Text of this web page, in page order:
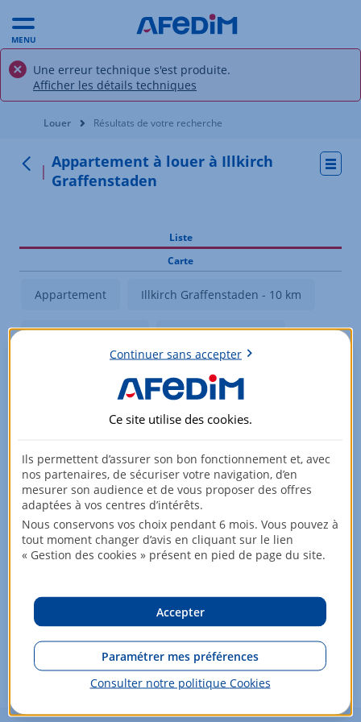
MENU
Une erreur technique s'est produite.
Afficher les détails techniques
Vous êtes ici:
Louer Résultats de votre recherche
Retour
Appartement à louer à Illkirch
Graffenstaden
Liste
Carte
Appartement Illkirch Graffenstaden - 10 km
0 - 1 071 EUR/mois 4 - 5 pièces et plus
Aucun bien ne répond à vos critères de recherche pour
le moment.
N'hésitez pas à modifier vos critères pour élargir votre
recherche !
M'avertir dès qu'un nouveau bien est
disponible
Continuer sans accepter
Ce site utilise des cookies.
Ils permettent d’assurer son bon fonctionnement et, avec
nos partenaires, de sécuriser votre navigation, d’en
mesurer son audience et de vous proposer des offres
adaptées à vos centres d’intérêts.
Nous conservons vos choix pendant 6 mois. Vous pouvez à
tout moment changer d’avis en cliquant sur le lien
« Gestion des cookies » présent en pied de page du site.
Accepter
Paramétrer mes préférences
Consulter notre politique Cookies